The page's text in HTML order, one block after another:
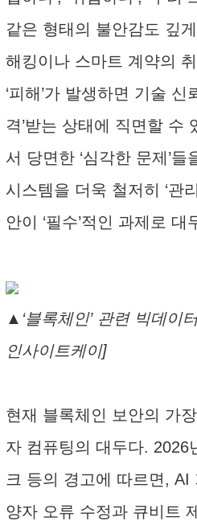
같은 형태의 불안감도 깊
해킹이나 스마트 계약의
‘피해’가 발생하면 기술 신
격’받는 상태에 직면할 수
서 당면한 ‘심각한 문제’
시스템을 더욱 철저히 ‘관
안이 ‘필수’적인 과제로 대
▲‘블록체인’ 관련 빅데이
인사이트케이]
현재 블록체인 보안의 가
자 컴퓨팅의 대두다. 2026
크 등의 경고에 따르면, AI
양자 오류 수정과 큐비트